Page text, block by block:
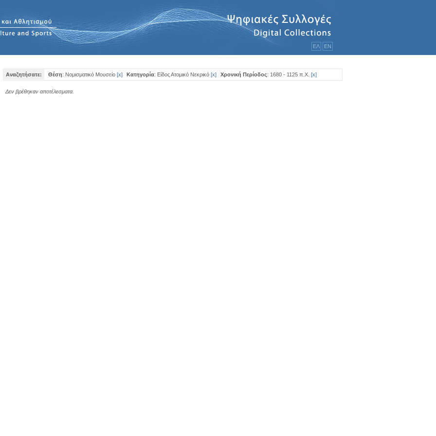
ΕΛ ΕΝ
Αναζητήσατε: Θέση: Νομισματικό Μουσείο [x] Κατηγορία: Είδος Ατομικό Νεκρικό [x] Χρονική Περίοδος: 1680 - 1125 π.Χ. [x]
Δεν βρέθηκαν αποτέλεσματα.